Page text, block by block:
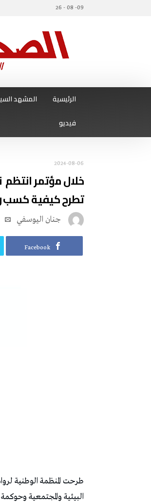
09- 08 - 26
الرئيسية المشهد
فيديو
2024-08-06
خلال مؤتمر انتظم
تطرح كيفية كسب
جنان اليوسفي
Facebook
طرحت المنظمة الوطنية